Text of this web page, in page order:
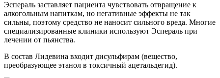
Эспераль заставляет пациента чувствовать отвращение к
алкогольным напиткам, но негативные эффекты не так
сильны, поэтому средство не наносит сильного вреда. Многие
специализированные клиники используют Эспераль при
лечении от пьянства.
В состав Лидевина входит дисульфирам (вещество,
преобразующее этанол в токсичный ацетальдегид).